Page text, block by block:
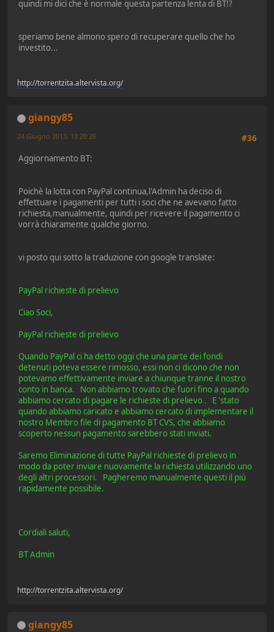
quindi mi dici che è normale questa partenza lenta di BT!?
speriamo bene almono spero di recuperare quello che ho
investito...
http://torrentzita.altervista.org/
giangy85
#36
24 Giugno 2013, 13:20:26
Aggiornamento BT:
Poichè la lotta con PayPal continua,l'Admin ha deciso di
effettuare i pagamenti per tutti i soci che ne avevano fatto
richiesta,manualmente, quindi per ricevere il pagamento ci
vorrà chiaramente qualche giorno.
vi posto qui sotto la traduzione con google translate:
PayPal richieste di prelievo
Ciao Soci,
PayPal richieste di prelievo
Quando PayPal ci ha detto oggi che una parte dei fondi
detenuti poteva essere rimosso, essi non ci dicono che non
potevamo effettivamente inviare a chiunque tranne il nostro
conto in banca. Non abbiamo trovato che fuori fino a quando
abbiamo cercato di pagare le richieste di prelievo . E 'stato
quando abbiamo caricato e abbiamo cercato di implementare il
nostro Membro file di pagamento BT CVS, che abbiamo
scoperto nessun pagamento sarebbero stati inviati.
Saremo Eliminazione di tutte PayPal richieste di prelievo in
modo da poter inviare nuovamente la richiesta utilizzando uno
degli altri processori. Pagheremo manualmente questi il più
rapidamente possibile.
Cordiali saluti,
BT Admin
http://torrentzita.altervista.org/
giangy85